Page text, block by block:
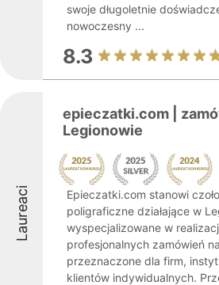
swoje długoletnie
nowoczesny ...
8.3
Laureaci
epieczatki.com |
Legionowie
Epieczatki.com stanowi
poligraficzne działające w
wyspecjalizowane w
profesjonalnych zamówień
przeznaczone dla firm,
klientów indywidualnych.